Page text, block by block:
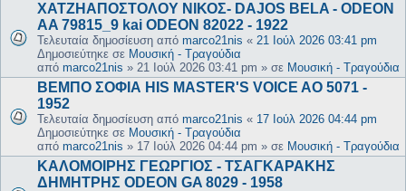
ΧΑΤΖΗΑΠΟΣΤΟΛΟΥ ΝΙΚΟΣ- DAJOS BELA - ODEON
AA 79815_9 kai ODEON 82022 - 1922
Τελευταία δημοσίευση από marco21nis « 21 Ιούλ 2026 03:41 pm
Δημοσιεύτηκε σε Μουσική - Τραγούδια
από marco21nis » 21 Ιούλ 2026 03:41 pm » σε Μουσική - Τραγούδια
ΒΕΜΠΟ ΣΟΦΙΑ HIS MASTER'S VOICE AO 5071 -
1952
Τελευταία δημοσίευση από marco21nis « 17 Ιούλ 2026 04:44 pm
Δημοσιεύτηκε σε Μουσική - Τραγούδια
από marco21nis » 17 Ιούλ 2026 04:44 pm » σε Μουσική - Τραγούδια
ΚΑΛΟΜΟΙΡΗΣ ΓΕΩΡΓΙΟΣ - ΤΣΑΓΚΑΡΑΚΗΣ
ΔΗΜΗΤΡΗΣ ODEON GA 8029 - 1958